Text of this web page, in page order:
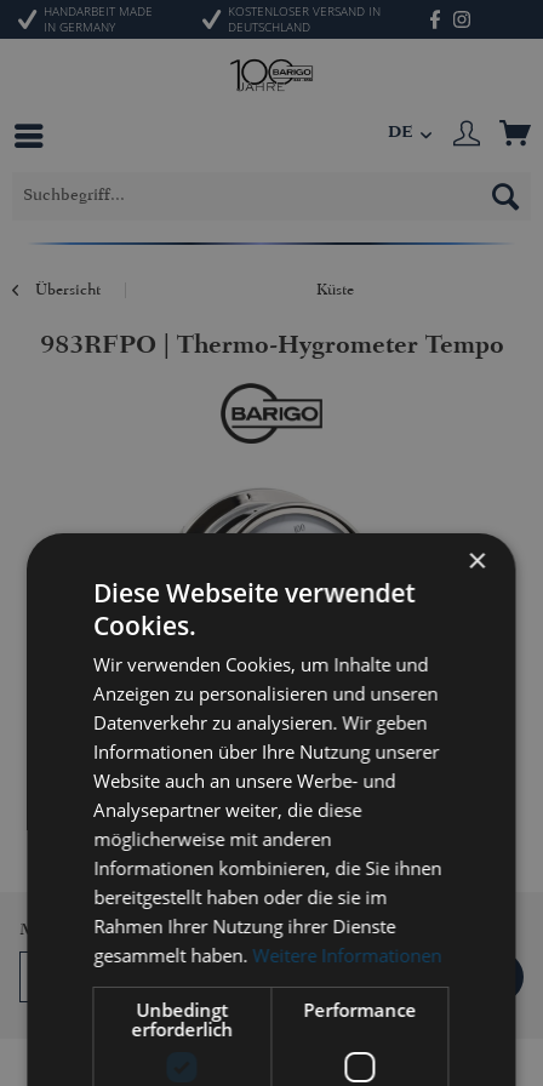
HANDARBEIT MADE
IN GERMANY
KOSTENLOSER VERSAND IN
DEUTSCHLAND
DE
Übersicht Küste
983RFPO | Thermo-Hygrometer Tempo
179,00 € *
zzgl. Versandkosten
Lieferzeit 3-5 Werktage
Menge
Auf die Vergleichsliste setzen
×
Diese Webseite verwendet
Cookies.
Wir verwenden Cookies, um Inhalte und
Anzeigen zu personalisieren und unseren
Datenverkehr zu analysieren. Wir geben
Informationen über Ihre Nutzung unserer
Website auch an unsere Werbe- und
Analysepartner weiter, die diese
möglicherweise mit anderen
Informationen kombinieren, die Sie ihnen
bereitgestellt haben oder die sie im
Rahmen Ihrer Nutzung ihrer Dienste
gesammelt haben.Weitere Informationen
Unbedingt
erforderlich
Performance